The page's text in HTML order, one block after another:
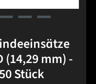
(14,29 mm) -
Stück